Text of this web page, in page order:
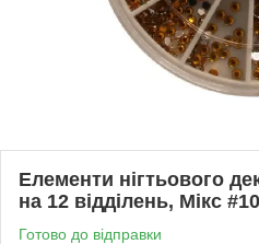
Елементи нігтьового
на 12 відділень, Мікс #10
Готово до відправки